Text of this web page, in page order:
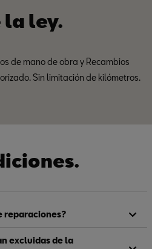
la ley.
de mano de obra y Recambios
Sin limitación de kilómetros.
reparaciones?
excluidas de la